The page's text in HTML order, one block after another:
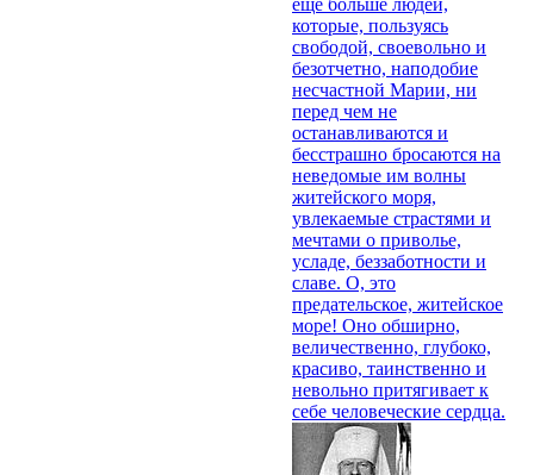
которые, пользуясь
свободой, свое­вольно и
безотчетно, наподобие
несчастной Марии, ни
перед чем не
останавливаются и
бесстрашно бросаются на
неведомые им волны
житейского моря,
увлекаемые страстями и
мечтами о приво­лье,
усладе, беззаботности и
славе. О, это
предательское, житейское
море! Оно обширно,
величественно, глубоко,
красиво, таинственно и
невольно притягивает к
себе человеческие сердца.